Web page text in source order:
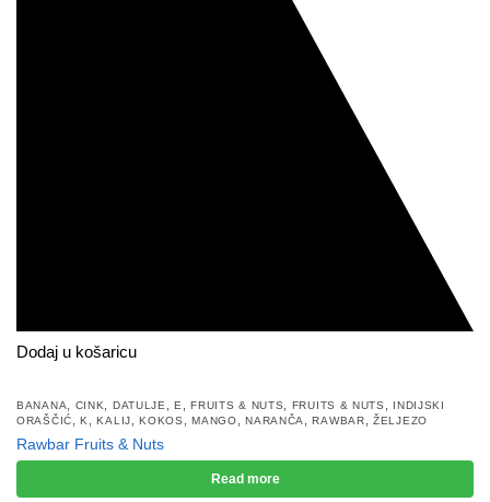
Dodaj u košaricu
BANANA CINK DATULJE ,E ,FRUITS & NUTS FRUITS & NUTS
INDIJSKI
ORAŠČIĆ
,K ,KALIJ ,KOKOS ,MANGO ,NARANČA ,RAWBAR ,ŽELJEZO
Rawbar Fruits & Nuts
Read more